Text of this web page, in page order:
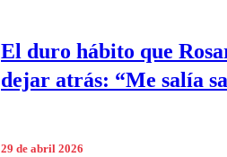
El duro hábito que
dejar atrás: “Me salía
29 de abril 2026